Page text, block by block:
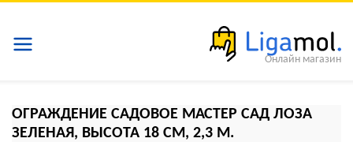
ОГРАЖДЕНИЕ САДОВОЕ МАСТЕР САД ЛОЗА
ЗЕЛЕНАЯ, ВЫСОТА 18 СМ, 2,3 М.
Онлайн магазин